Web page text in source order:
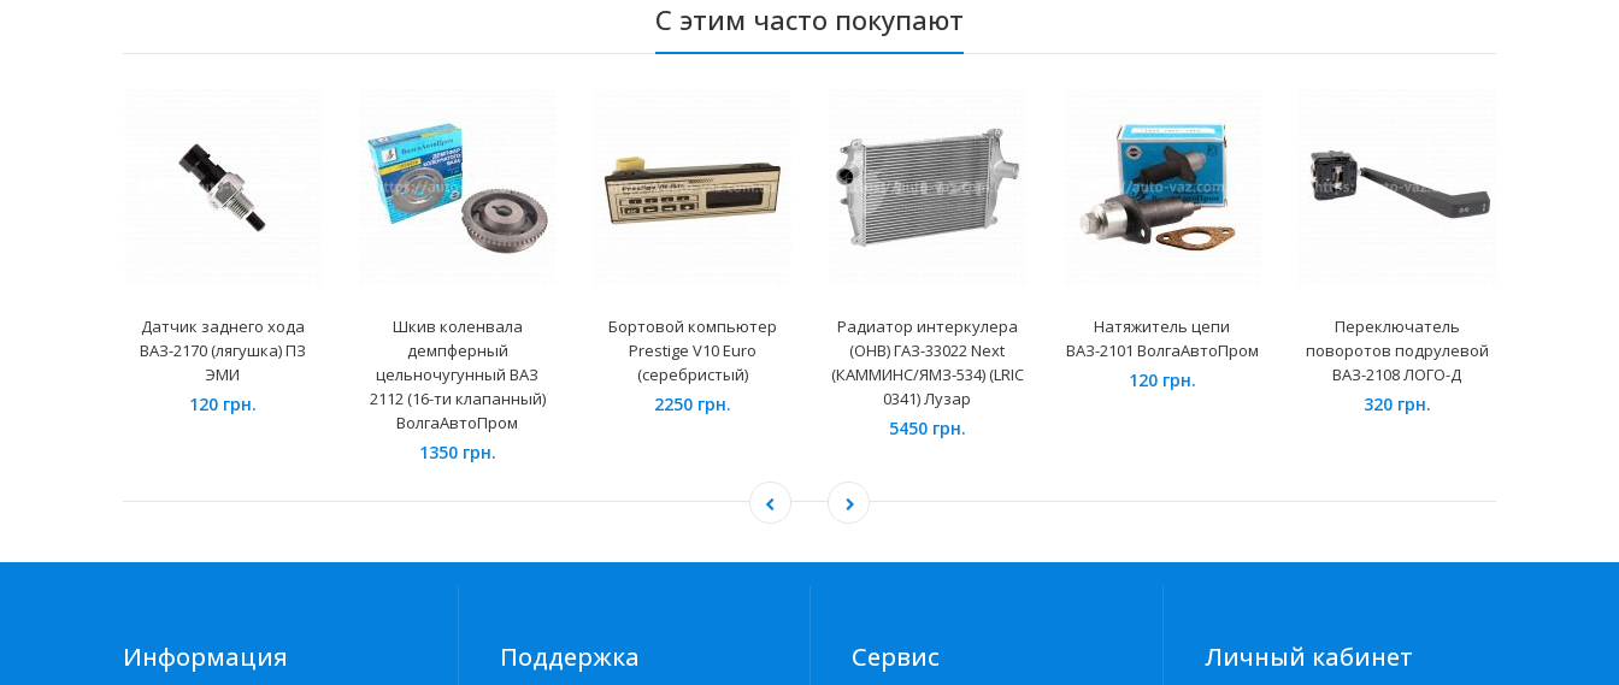
С этим часто покупают
Датчик заднего хода
ВАЗ-2170 (лягушка) ПЗ
ЭМИ
120 грн.
Шкив коленвала
демпферный
цельночугунный ВАЗ
2112 (16-ти клапанный)
ВолгаАвтоПром
1350 грн.
Бортовой компьютер
Prestige V10 Euro
(серебристый)
2250 грн.
Радиатор интеркулера
(ОНВ) ГАЗ-33022 Next
(КАММИНС/ЯМЗ-534) (LRIC
0341) Лузар
5450 грн.
Натяжитель цепи
ВАЗ-2101 ВолгаАвтоПром
120 грн.
Переключатель
поворотов подрулевой
ВАЗ-2108 ЛОГО-Д
320 грн.
Информация Поддержка Сервис Личный кабинет